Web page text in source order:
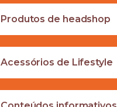
Produtos de headshop
Acessórios de Lifestyle